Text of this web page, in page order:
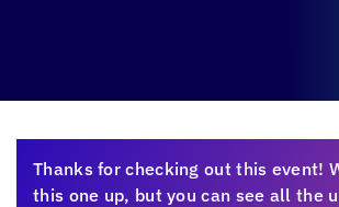
Thanks for checking out this event!
this one up, but you can see all the